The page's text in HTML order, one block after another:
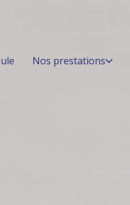
Nos prestations